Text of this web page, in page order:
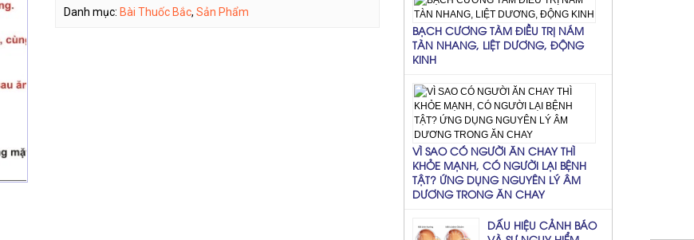
Danh mục: Bài Thuốc Bắc, Sản Phẩm
BẠCH CƯƠNG TÀM ĐIỀU TRỊ NÁM
TÀN NHANG, LIỆT DƯƠNG, ĐỘNG
KINH
VÌ SAO CÓ NGƯỜI ĂN CHAY THÌ
KHỎE MẠNH, CÓ NGƯỜI LẠI BỆNH
TẬT? ỨNG DỤNG NGUYÊN LÝ ÂM
DƯƠNG TRONG ĂN CHAY
DẤU HIỆU CẢNH BÁO